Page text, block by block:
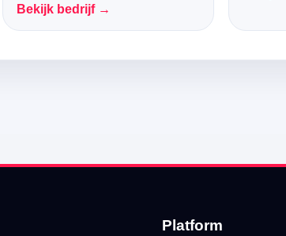
Bekijk bedrijf →
Platform